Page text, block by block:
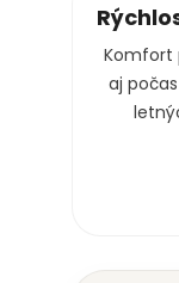
Komfort
aj